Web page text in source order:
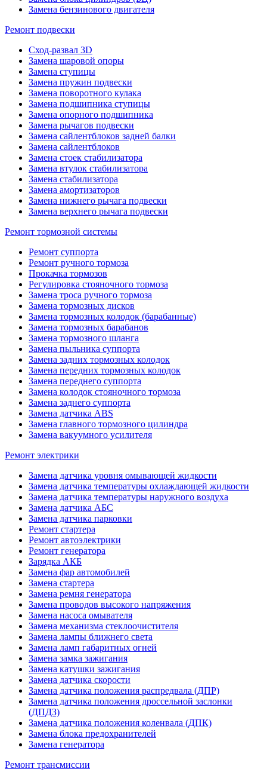
Замена бензинового двигателя
Ремонт подвески
Сход-развал 3D
Замена шаровой опоры
Замена ступицы
Замена пружин подвески
Замена поворотного кулака
Замена подшипника ступицы
Замена опорного подшипника
Замена рычагов подвески
Замена сайлентблоков задней балки
Замена сайлентблоков
Замена стоек стабилизатора
Замена втулок стабилизатора
Замена стабилизатора
Замена амортизаторов
Замена нижнего рычага подвески
Замена верхнего рычага подвески
Ремонт тормозной системы
Ремонт суппорта
Ремонт ручного тормоза
Прокачка тормозов
Регулировка стояночного тормоза
Замена троса ручного тормоза
Замена тормозных дисков
Замена тормозных колодок (барабанные)
Замена тормозных барабанов
Замена тормозного шланга
Замена пыльника суппорта
Замена задних тормозных колодок
Замена передних тормозных колодок
Замена переднего суппорта
Замена колодок стояночного тормоза
Замена заднего суппорта
Замена датчика ABS
Замена главного тормозного цилиндра
Замена вакуумного усилителя
Ремонт электрики
Замена датчика уровня омывающей жидкости
Замена датчика температуры охлаждающей жидкости
Замена датчика температуры наружного воздуха
Замена датчика АБС
Замена датчика парковки
Ремонт стартера
Ремонт автоэлектрики
Ремонт генератора
Зарядка АКБ
Замена фар автомобилей
Замена стартера
Замена ремня генератора
Замена проводов высокого напряжения
Замена насоса омывателя
Замена механизма стеклоочистителя
Замена лампы ближнего света
Замена ламп габаритных огней
Замена замка зажигания
Замена катушки зажигания
Замена датчика скорости
Замена датчика положения распредвала (ДПР)
Замена датчика положения дроссельной заслонки
(ДПДЗ)
Замена датчика положения коленвала (ДПК)
Замена блока предохранителей
Замена генератора
Ремонт трансмиссии